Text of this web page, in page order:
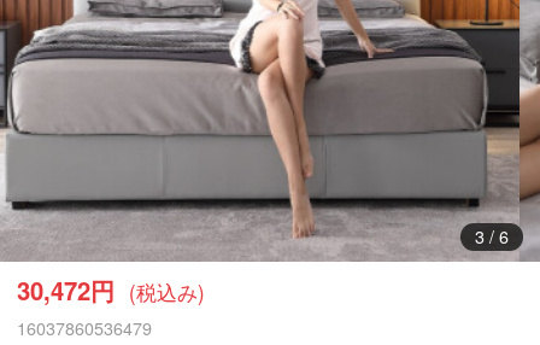
3/ 6
30,472円 (税込み)
16037860536479